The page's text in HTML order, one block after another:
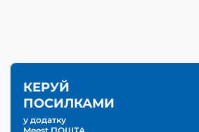
КЕРУЙ
ПОСИЛКАМИ
у додатку